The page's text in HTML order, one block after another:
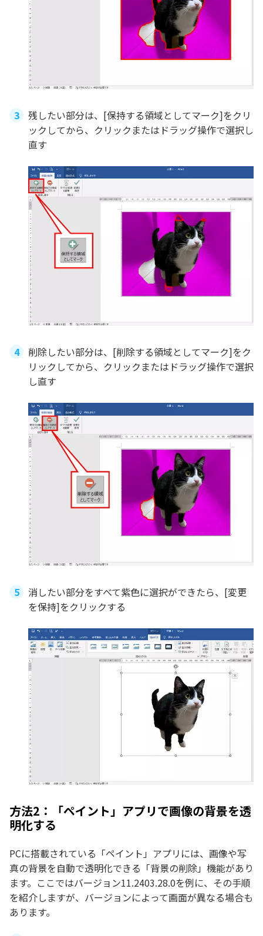
残したい部分は、[保持する領域としてマーク]をクリ
ックしてから、クリックまたはドラッグ操作で選択し
直す
削除したい部分は、[削除する領域としてマーク]をク
リックしてから、クリックまたはドラッグ操作で選択
し直す
消したい部分をすべて紫色に選択ができたら、[変更
を保持]をクリックする
方法2：「ペイント」アプリで画像の背景を透
明化する
PCに搭載されている「ペイント」アプリには、画像や写
真の背景を自動で透明化できる「背景の削除」機能があり
ます。ここではバージョン11.2403.28.0を例に、その手順
を紹介しますが、バージョンによって画面が異なる場合も
あります。